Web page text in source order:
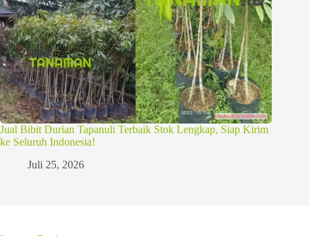
Jual Bibit Durian Tapanuli Terbaik Stok Lengkap, Siap Kirim
ke Seluruh Indonesia!
Juli 25, 2026